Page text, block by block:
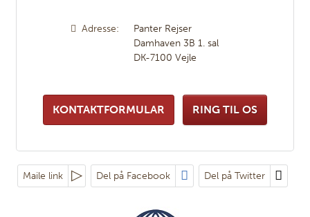
Adresse:
Panter Rejser
Damhaven 3B 1. sal
DK-7100 Vejle
KONTAKTFORMULAR RING TIL OS
Maile link Del på Facebook Del på Twitter
Følg os på